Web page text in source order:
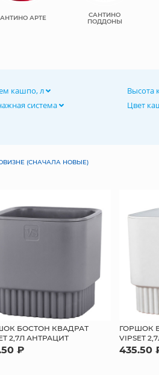
АРТЕ САНТИНО
ПОДДОНЫ
кашпо, л
Высота
система Цвет
(СНАЧАЛА НОВЫЕ)
БОСТОН КВАДРАТ
2,7Л АНТРАЦИТ
₽
ГОРШОК
VIPSET
435.50